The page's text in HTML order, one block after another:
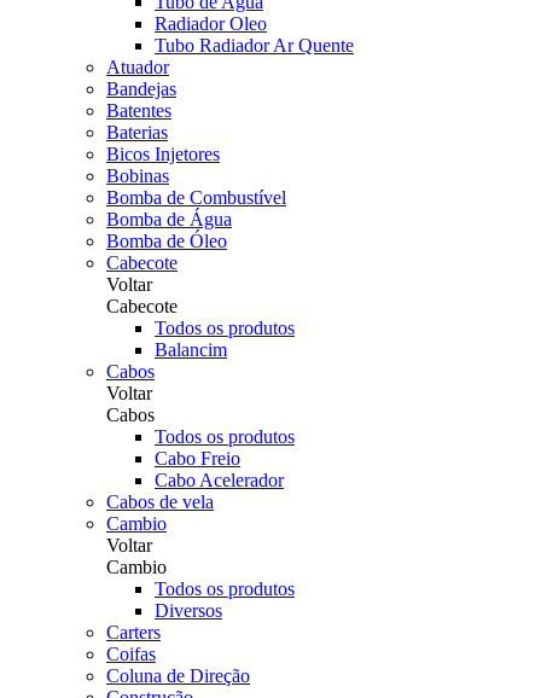
Radiador Oleo
Tubo Radiador Ar Quente
Atuador
Bandejas
Batentes
Baterias
Bicos Injetores
Bobinas
Bomba de Combustível
Bomba de Água
Bomba de Óleo
Cabecote
Voltar
Cabecote
Todos os produtos
Balancim
Cabos
Voltar
Cabos
Todos os produtos
Cabo Freio
Cabo Acelerador
Cabos de vela
Cambio
Voltar
Cambio
Todos os produtos
Diversos
Carters
Coifas
Coluna de Direção